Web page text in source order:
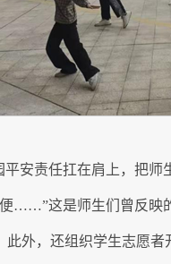
安责任扛在肩上，把
……”这是师生们曾反映
外，还组织学生志愿